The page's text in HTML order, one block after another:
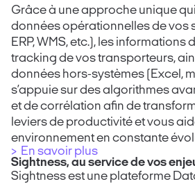
Grâce à une approche unique
données opérationnelles de vos
ERP, WMS, etc.), les
tracking de vos transporteurs,
données hors-systèmes (Excel,
s’appuie sur des algorithmes
et de corrélation afin de
leviers de productivité et vous
environnement en constante
> En savoir plus
Sightness, au service de vos
Sightness est une plateforme